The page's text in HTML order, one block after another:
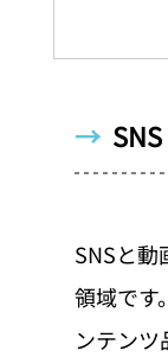
→
SNSと動
領域です
ンテンツ